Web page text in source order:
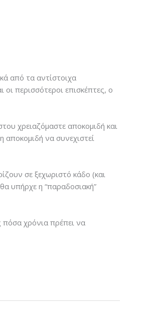
από τα αντίστοιχα
περισσότεροι επισκέπτες, ο
χρειαζόμαστε αποκομιδή και
αποκομιδή να συνεχιστεί
σε ξεχωριστό κάδο (και
υπήρχε η “παραδοσιακή”
πόσα χρόνια πρέπει να